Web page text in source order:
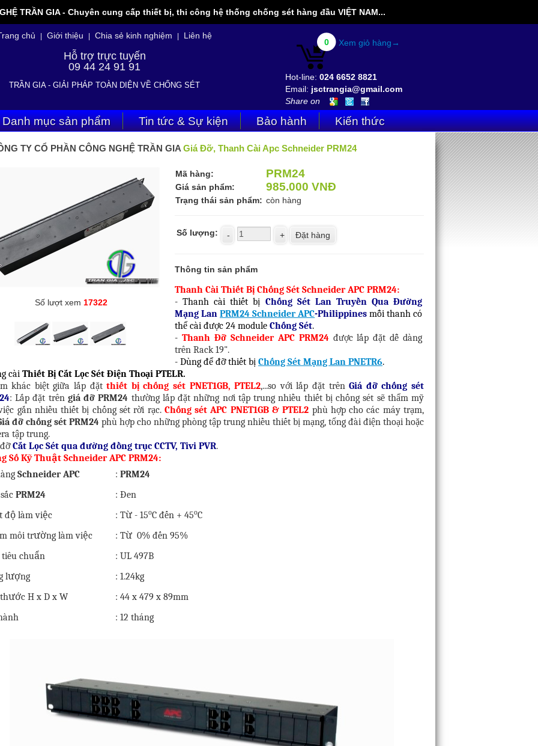
chủ Giới thiệu Chia sẻ kinh nghiệm Liên hệ
Hỗ trợ trực tuyến
09 44 24 91 91
TRẦN GIA - GIẢI PHÁP TOÀN DIỆN VỀ CHỐNG SÉT
0 Xem giỏ hàng→
Hot-line: 024 6652 8821
Email: jsctrangia@gmail.com
Share on
Danh mục sản phẩm Tin tức & Sự kiện Bảo hành Kiến thức
TY CỔ PHẦN CÔNG NGHỆ TRẦN GIA Giá Đỡ, Thanh Cài Apc Schneider PRM24
Số lượt xem 17322
Mã hàng: PRM24
Giá sản phẩm: 985.000 VNĐ
Trạng thái sản phẩm: còn hàng
Số lượng:
Thông tin sản phẩm
Thanh Cài Thiết Bị Chống Sét Schneider APC PRM24:
- Thanh cài thiết bị Chống Sét Lan Truyền Qua Đường
Mạng LanPRM24 Schneider APC-Philippines mỗi thanh có
thể cài được 24 module Chống Sét.
- Thanh Đỡ Schneider APC PRM24được lắp đặt dễ dàng
trên Rack 19".
- Dùng để đỡ thiết bị Chống Sét Mạng Lan PNETR6.
cài Thiết Bị Cắt Lọc Sét Điện Thoại PTELR.
khác biệt giữa lắp đặtthiết bị chống sét PNET1GB, PTEL2,...so với lắp đặt trênGiá đỡ chống sét
: Lắp đặt trên giá đỡ PRM24 thường lắp đặt những nơi tập trung nhiều thiết bị chống sét sẽ thẩm mỹ
gắn nhiều thiết bị chống sét rời rạc. Chống sét APC PNET1GB & PTEL2 phù hợp cho các máy trạm,
đỡ chống sét PRM24 phù hợp cho những phòng tập trung nhiều thiết bị mạng, tổng đài điện thoại hoặc
tập trung.
Cắt Lọc Sét qua đường đồng trục CCTV, Tivi PVR.
Số Kỹ Thuật Schneider APC PRM24:
Schneider APC :PRM24
PRM24
: Đen
độ làm việc
: Từ - 15oC đến + 45oC
môi trường làm việc
: Từ 0% đến 95%
tiêu chuẩn
: UL 497B
lượng
: 1.24kg
H x D x W
: 44 x 479 x 89mm
: 12 tháng
TRẦN GIA - Chuyên cung cấp thiết bị, thi công hệ thống chống sét hàng đầu VIỆT NAM...